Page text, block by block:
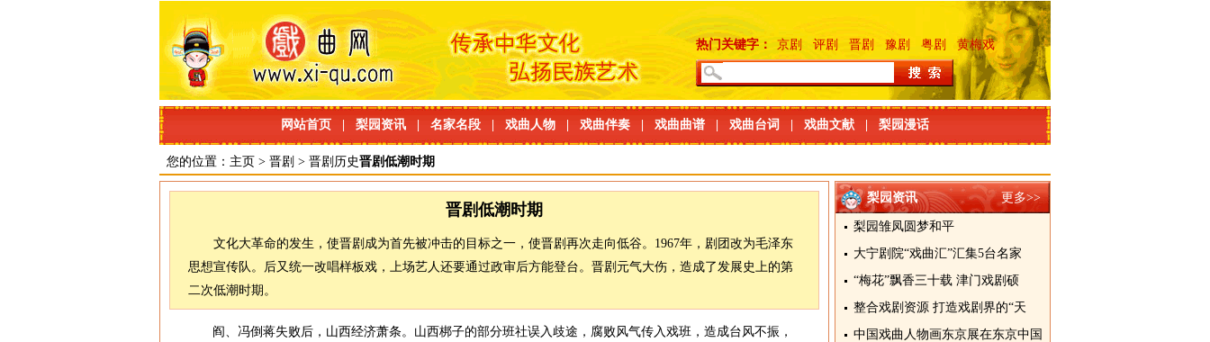
热门关键字： 京剧 评剧 晋剧 豫剧 粤剧 黄梅戏
网站首页 梨园资讯 名家名段 戏曲人物 戏曲伴奏 戏曲曲谱 戏曲台词 戏曲文献 梨园漫话
您的位置： 主页 > 晋剧 > 晋剧历史晋剧低潮时期
晋剧低潮时期
文化大革命的发生，使晋剧成为首先被冲击的目标之一，使晋剧再次走向低谷。1967年，剧团改为毛泽东
思想宣传队。后又统一改唱样板戏，上场艺人还要通过政审后方能登台。晋剧元气大伤，造成了发展史上的第
二次低潮时期。
阎、冯倒蒋失败后，山西经济萧条。山西梆子的部分班社误入歧途，腐败风气传入戏班，造成台风不振，
更多>>
梨园资讯
梨园雏凤圆梦和平
大宁剧院“戏曲汇”汇集5台名家
“梅花”飘香三十载 津门戏剧硕
整合戏剧资源 打造戏剧界的“天
中国戏曲人物画东京展在东京中国